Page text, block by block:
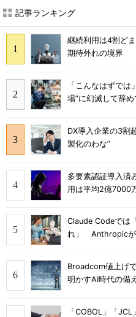
記事ランキング
継続利用は4割ど
期待外れの境界
「こんなはずで
場”に幻滅して辞め
DX導入企業の3割
製化のわな”
多要素認証導入
用は平均2億7000
Claude Codeでは
れ」 Anthropicが
Broadcom値上げ
明かすAI時代の備え
「COBOL」「